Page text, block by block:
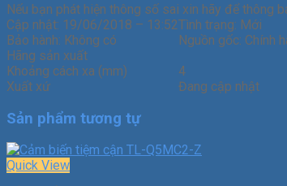
Nếu bạn phát hiện thông số sai xin hãy để thông
Cập nhật: 19/06/2018 – 13:52Tình trạng: Mới
Bảo hành: Không có Nguồn gốc: Chính
Hãng sản xuất
Khoảng cách xa (mm)
4
Xuất xứ
Đang cập nhật
Sản phẩm tương tự
Quick View